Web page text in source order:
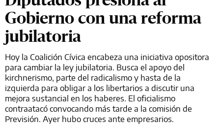
Gobierno con una reforma
jubilatoria
Hoy la Coalición Cívica encabeza una iniciativa opositora
para cambiar la ley jubilatoria. Busca el apoyo del
kirchnerismo, parte del radicalismo y hasta de la
izquierda para obligar a los libertarios a discutir una
mejora sustancial en los haberes. El oficialismo
contraatacó convocando más tarde a la comisión de
Previsión. Ayer hubo cruces ante empresarios.